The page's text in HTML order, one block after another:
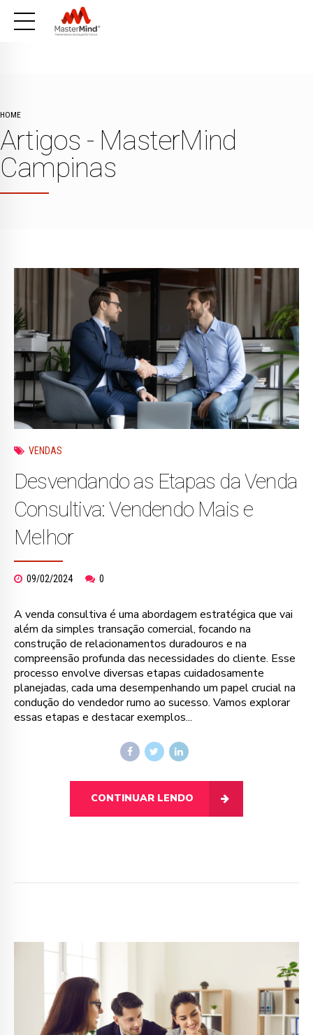
HOME
Artigos - MasterMind
Campinas
VENDAS
Desvendando as Etapas da Venda
Consultiva: Vendendo Mais e
Melhor
09/02/2024 0
A venda consultiva é uma abordagem estratégica que vai
além da simples transação comercial, focando na
construção de relacionamentos duradouros e na
compreensão profunda das necessidades do cliente. Esse
processo envolve diversas etapas cuidadosamente
planejadas, cada uma desempenhando um papel crucial na
condução do vendedor rumo ao sucesso. Vamos explorar
essas etapas e destacar exemplos...
CONTINUAR LENDO